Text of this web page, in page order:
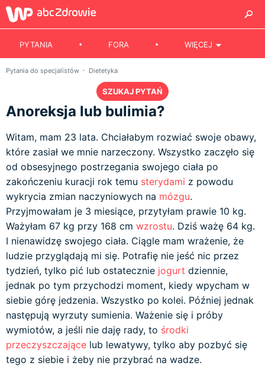
PYTANIA FORA WIĘCEJ
Pytania do specjalistów Dietetyka
SZUKAJ PYTAŃ
Anoreksja lub bulimia?
Witam, mam 23 lata. Chciałabym rozwiać swoje obawy,
które zasiał we mnie narzeczony. Wszystko zaczęło się
od obsesyjnego postrzegania swojego ciała po
zakończeniu kuracji rok temu sterydami z powodu
wykrycia zmian naczyniowych na mózgu.
Przyjmowałam je 3 miesiące, przytyłam prawie 10 kg.
Ważyłam 67 kg przy 168 cm wzrostu. Dziś ważę 64 kg.
I nienawidzę swojego ciała. Ciągle mam wrażenie, że
ludzie przyglądają mi się. Potrafię nie jeść nic przez
tydzień, tylko pić lub ostatecznie jogurt dziennie,
jednak po tym przychodzi moment, kiedy wpycham w
siebie górę jedzenia. Wszystko po kolei. Później jednak
następują wyrzuty sumienia. Ważenie się i próby
wymiotów, a jeśli nie daję rady, to środki
przeczyszczające lub lewatywy, tylko aby pozbyć się
tego z siebie i żeby nie przybrać na wadze.